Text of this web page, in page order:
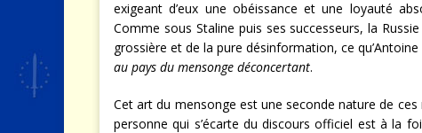
exigeant d’eux une obéissance et une loyauté
Comme sous Staline puis ses successeurs, la
grossière et de la pure désinformation, ce
au pays du mensonge déconcertant.
Cet art du mensonge est une seconde nature de
personne qui s’écarte du discours officiel est à la